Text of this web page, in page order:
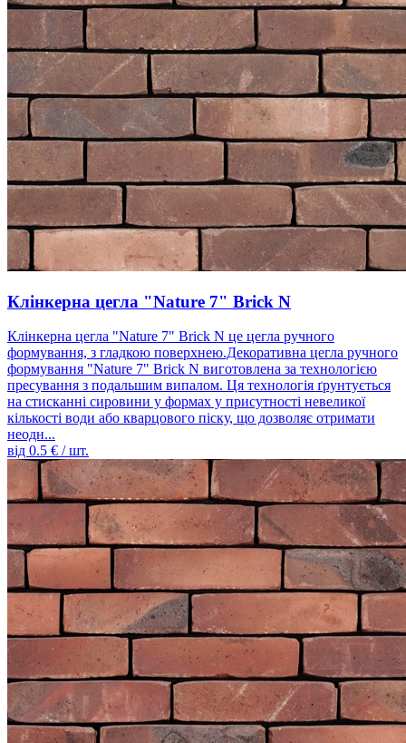
Клінкерна цегла "Nature 7" Brick N
Клінкерна цегла "Nature 7" Brick N це цегла ручного
формування, з гладкою поверхнею.Декоративна цегла ручного
формування "Nature 7" Brick N виготовлена ​​за технологією
пресування з подальшим випалом. Ця технологія ґрунтується
на стисканні сировини у формах у присутності невеликої
кількості води або кварцового піску, що дозволяє отримати
неодн...
від 0.5 € / шт.